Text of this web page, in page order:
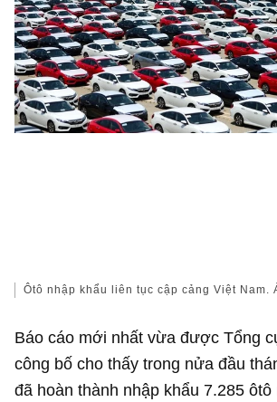
Ôtô nhập khẩu liên tục cập cảng Việt Nam.
Báo cáo mới nhất vừa được Tổng
công bố cho thấy trong nửa đầu
đã hoàn thành nhập khẩu 7.285